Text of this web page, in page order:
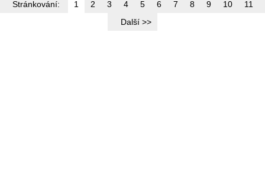
Stránkování: 1 2 3 4 5 6 7 8 9 10
11
Další >>